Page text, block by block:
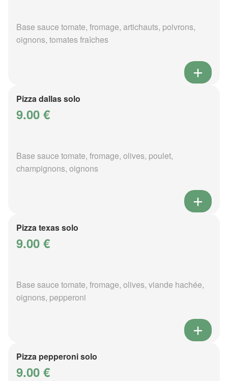
Base sauce tomate, fromage, artichauts, poivrons,
oignons, tomates fraîches
Pizza dallas solo
9.00 €
Base sauce tomate, fromage, olives, poulet,
champignons, oignons
Pizza texas solo
9.00 €
Base sauce tomate, fromage, olives, viande hachée,
oignons, pepperoni
Pizza pepperoni solo
9.00 €